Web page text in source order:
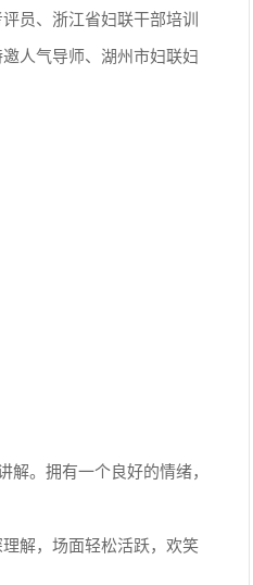
员、浙江省妇联干部培训
人气导师、湖州市妇联妇
解。拥有一个良好的情绪，
解，场面轻松活跃，欢笑